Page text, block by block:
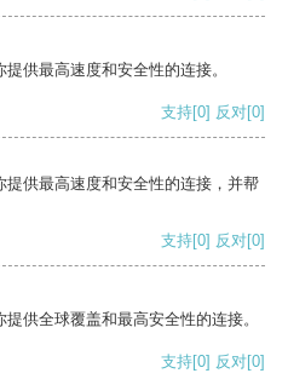
供最高速度和安全性的连接。
支持[0] 反对[0]
供最高速度和安全性的连接，并帮
支持[0] 反对[0]
供全球覆盖和最高安全性的连接。
支持[0] 反对[0]